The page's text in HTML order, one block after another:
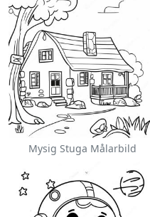
Mysig Stuga Målarbild